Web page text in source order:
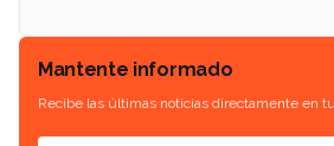
Mantente informado
Recibe las últimas noticias directamente en